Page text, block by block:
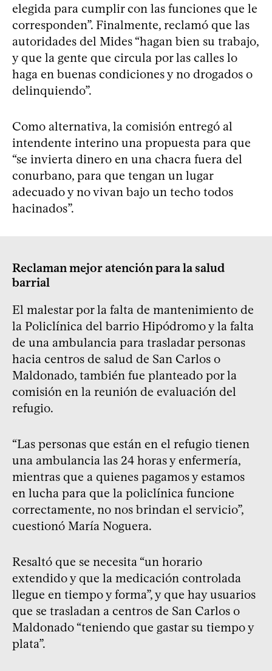
elegida para cumplir con las funciones que le
corresponden”. Finalmente, reclamó que las
autoridades del Mides “hagan bien su trabajo,
y que la gente que circula por las calles lo
haga en buenas condiciones y no drogados o
delinquiendo”.
Como alternativa, la comisión entregó al
intendente interino una propuesta para que
“se invierta dinero en una chacra fuera del
conurbano, para que tengan un lugar
adecuado y no vivan bajo un techo todos
hacinados”.
Reclaman mejor atención para la salud
barrial
El malestar por la falta de mantenimiento de
la Policlínica del barrio Hipódromo y la falta
de una ambulancia para trasladar personas
hacia centros de salud de San Carlos o
Maldonado, también fue planteado por la
comisión en la reunión de evaluación del
refugio.
“Las personas que están en el refugio tienen
una ambulancia las 24 horas y enfermería,
mientras que a quienes pagamos y estamos
en lucha para que la policlínica funcione
correctamente, no nos brindan el servicio”,
cuestionó María Noguera.
Resaltó que se necesita “un horario
extendido y que la medicación controlada
llegue en tiempo y forma”, y que hay usuarios
que se trasladan a centros de San Carlos o
Maldonado “teniendo que gastar su tiempo y
plata”.